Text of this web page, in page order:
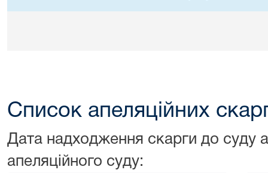
Список апеляційних
Дата надходження скарги до суду
апеляційного суду: